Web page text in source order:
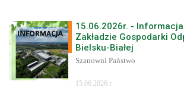
15.06.2026r. -
Zakładzie Gospodarki
Bielsku-Białej
Szanowni Państwo
15.06.2026 r.